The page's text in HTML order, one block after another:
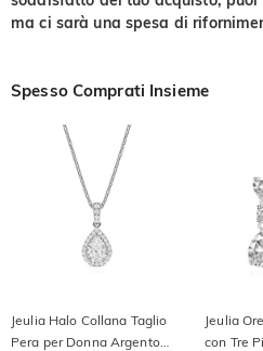
ma ci sarà una spesa di
Spesso Comprati Insieme
Jeulia Halo Collana Taglio
Pera per Donna Argento
Jeulia
con Tre